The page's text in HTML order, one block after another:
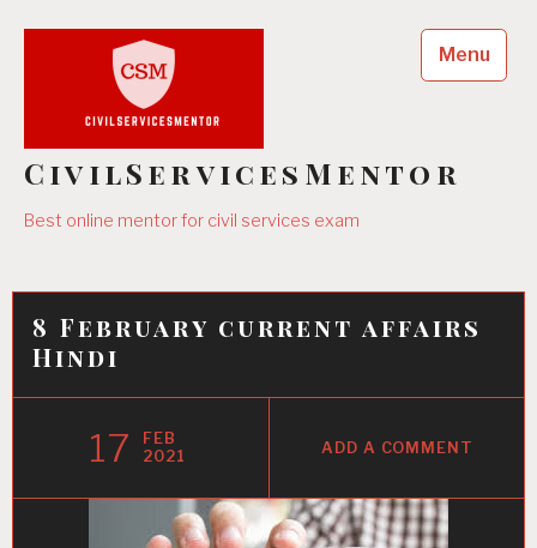
CivilServicesMentor
Best online mentor for civil services exam
Menu
8 February current affairs
Hindi
17
FEB
2021
ADD A COMMENT